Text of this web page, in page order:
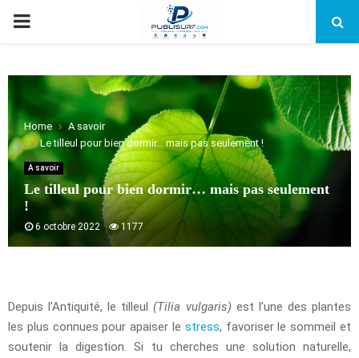
PRIMARY
Home
A savoir
Le tilleul pour bien dormir… mais pas seulement !
A savoir
Le tilleul pour bien dormir… mais pas seulement
!
6 octobre 2022 1177
Depuis l’Antiquité, le tilleul(Tilia vulgaris) est l’une des plantes
les plus connues pour apaiser le stress, favoriser le sommeil et
soutenir la digestion. Si tu cherches une solution naturelle,